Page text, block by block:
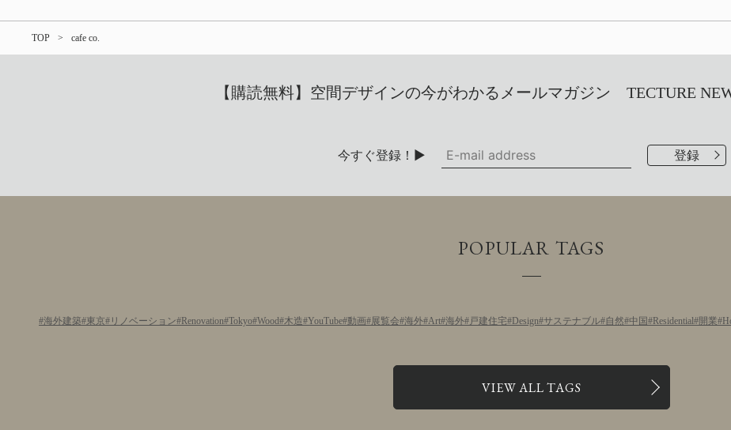
TOP cafe co.
【購読無料】空間デザインの今がわかるメールマガジン TECTURE
今すぐ登録！▶
POPULAR TAGS
海外建築 東京 リノベーション Renovation Tokyo Wood 木造 YouTube 動画 展覧会 海外 Art 海外 戸建住宅 Design サステナブル 自然 中国 Residential 開業
VIEW ALL TAGS